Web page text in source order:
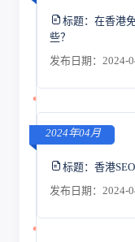
标题： 在香港
些？
发布日期：2024-
2024年04月
标题： 香港
发布日期：2024-